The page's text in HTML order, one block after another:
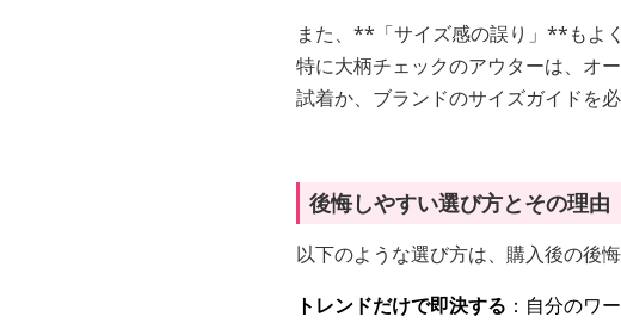
また、**「サイズ感の誤り」**もよ
特に大柄チェックのアウターは、オ
試着か、ブランドのサイズガイドを必
後悔しやすい選び方とその理由
以下のような選び方は、購入後の後
トレンドだけで即決する ：自分のワ